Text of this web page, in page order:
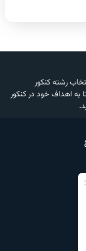
رشته کنکور
به اهداف خود در کنکور